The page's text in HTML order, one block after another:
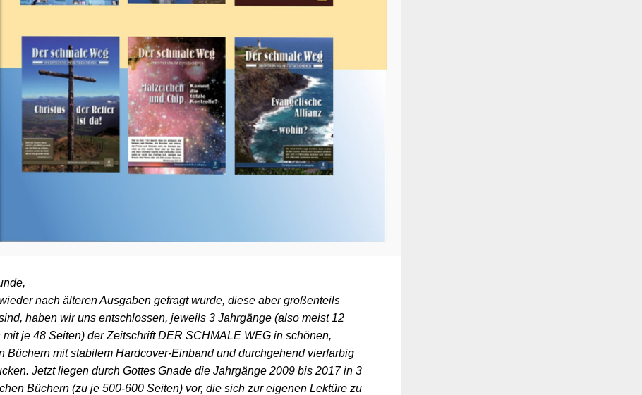
nach älteren Ausgaben gefragt wurde, diese aber großenteils
haben wir uns entschlossen, jeweils 3 Jahrgänge (also meist 12
je 48 Seiten) der Zeitschrift DER SCHMALE WEG in schönen,
Büchern mit stabilem Hardcover-Einband und durchgehend vierfarbig
Jetzt liegen durch Gottes Gnade die Jahrgänge 2009 bis 2017 in 3
Büchern (zu je 500-600 Seiten) vor, die sich zur eigenen Lektüre zu